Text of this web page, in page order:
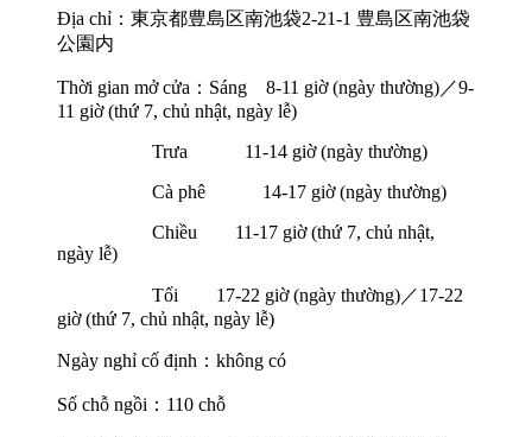
Địa chỉ：東京都豊島区南池袋2-21-1 豊島区南池袋
公園内
Thời gian mở cửa：Sáng 8-11 giờ(ngày thường)／9-
11 giờ(thứ 7, chủ nhật, ngày lễ)
Trưa 11-14 giờ (ngày thường)
Cà phê 14-17 giờ (ngày thường)
Chiều 11-17 giờ (thứ 7, chủ nhật,
ngày lễ)
Tối 17-22 giờ (ngày thường)／17-22
giờ (thứ 7, chủ nhật, ngày lễ)
Ngày nghỉ cố định：không có
Số chỗ ngồi： 110 chỗ